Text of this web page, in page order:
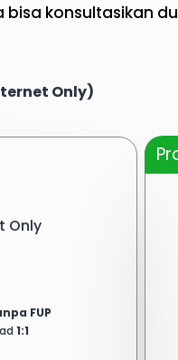
konsultasikan
Only)
Only
FUP
1:1